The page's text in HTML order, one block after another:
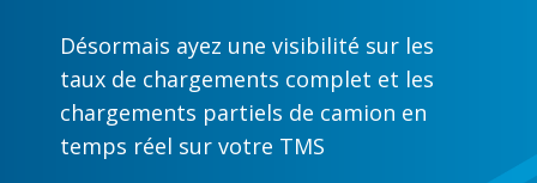
Désormais ayez une visibilité sur les
taux de chargements complet et les
chargements partiels de camion en
temps réel sur votre TMS